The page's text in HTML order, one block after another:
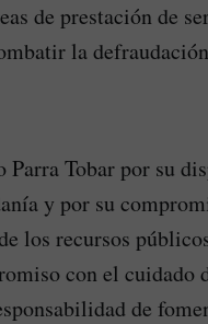
de prestación de
la
Parra Tobar por su
y por su
los recursos
con el cuidado
de